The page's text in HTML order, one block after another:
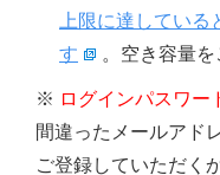
上限に達してい
す
。空き容量を
※ ログインパスワー
間違ったメールアド
ご登録していただく